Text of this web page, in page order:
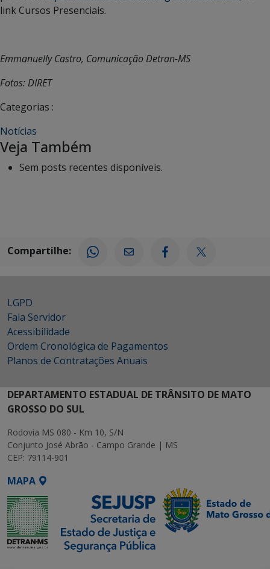
link Cursos Presenciais.
Emmanuelly Castro, Comunicação Detran-MS
Fotos: DIRET
Categorias :
Notícias
Veja Também
Sem posts recentes disponíveis.
Compartilhe:
LGPD
Fala Servidor
Acessibilidade
Ordem Cronológica de Pagamentos
Planos de Contratações Anuais
DEPARTAMENTO ESTADUAL DE TRÂNSITO DE MATO
GROSSO DO SUL
Rodovia MS 080 - Km 10, S/N
Conjunto José Abrão - Campo Grande | MS
CEP: 79114-901
MAPA